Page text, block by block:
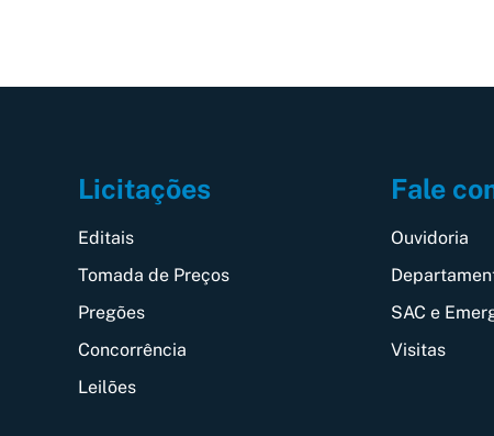
Licitações
Editais
Tomada de Preços
Pregões
Concorrência
Leilões
Fale
Ouvidoria
SAC e
Visitas